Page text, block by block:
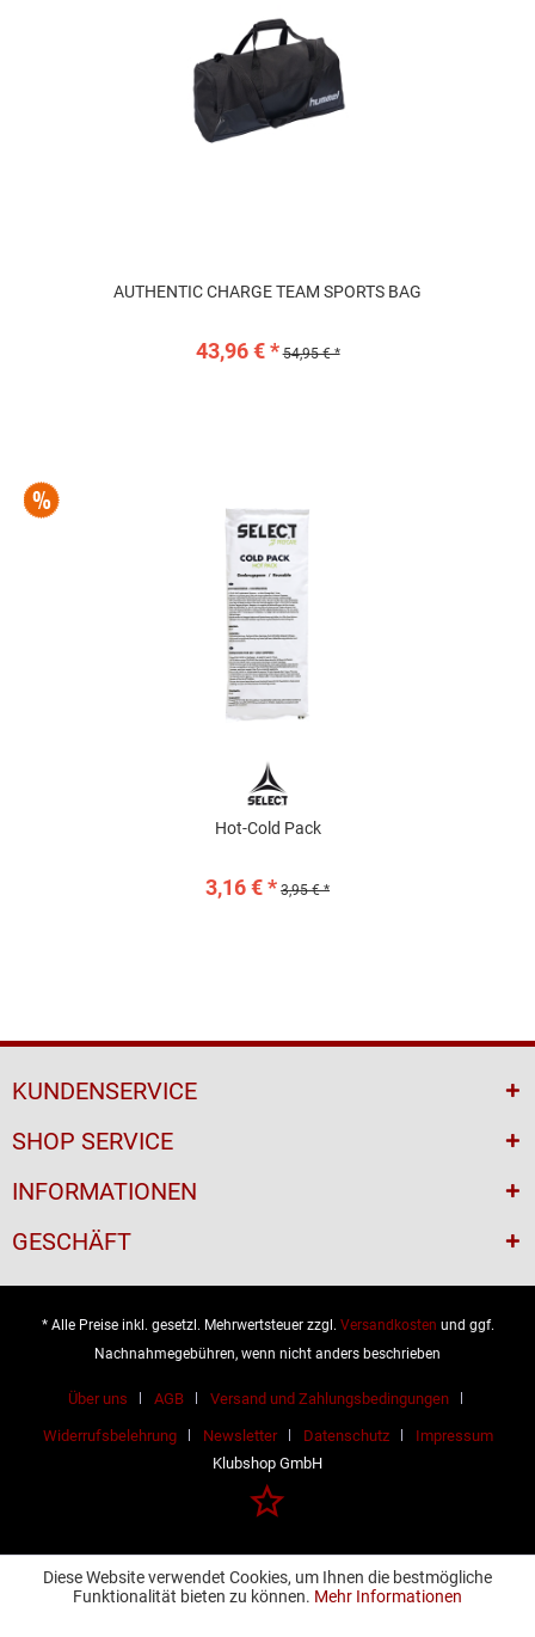
AUTHENTIC CHARGE TEAM SPORTS BAG
43,96 € * 54,95 € *
Hot-Cold Pack
3,16 € * 3,95 € *
KUNDENSERVICE
SHOP SERVICE
INFORMATIONEN
GESCHÄFT
* Alle Preise inkl. gesetzl. Mehrwertsteuer zzgl. Versandkosten und ggf.
Nachnahmegebühren, wenn nicht anders beschrieben
Über uns AGB Versand und Zahlungsbedingungen
Widerrufsbelehrung Newsletter Datenschutz
Impressum
Klubshop GmbH
Diese Website verwendet Cookies, um Ihnen die bestmögliche
Funktionalität bieten zu können. Mehr Informationen